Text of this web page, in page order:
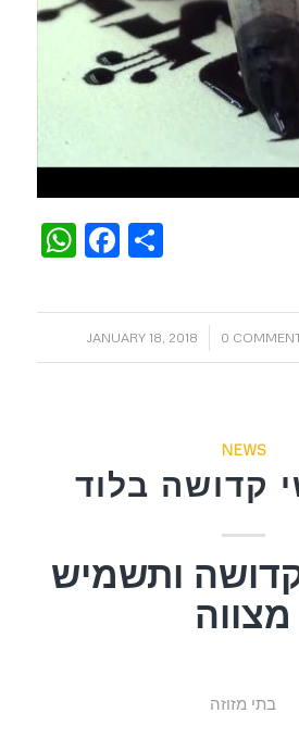
WhatsApp
Facebook
Share
JANUARY 18, 2018
/ 0 /
NEWS
קדושה בלוד
ותשמיש
מצווה
בתי מזוזה